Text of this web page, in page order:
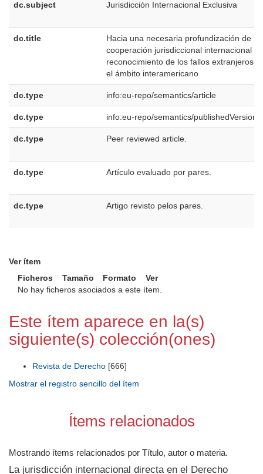
dc.subject Jurisdicción Internacional Exclusiva
dc.title
Hacia una necesaria profundización de la
cooperación jurisdiccional internacional y
reconocimiento de los fallos extranjeros
el ámbito interamericano
dc.type info:eu-repo/semantics/article
dc.type info:eu-repo/semantics/publishedVersion
dc.type Peer reviewed article.
dc.type Artículo evaluado por pares.
dc.type Artigo revisto pelos pares.
Ver ítem
Ficheros
Tamaño Formato
Ver
No hay ficheros asociados a este ítem.
Este ítem aparece en la(s)
siguiente(s) colección(ones)
Revista de Derecho [666]
Mostrar el registro sencillo del ítem
Ítems relacionados
Mostrando ítems relacionados por Título, autor o materia.
La jurisdicción internacional directa en el Derecho